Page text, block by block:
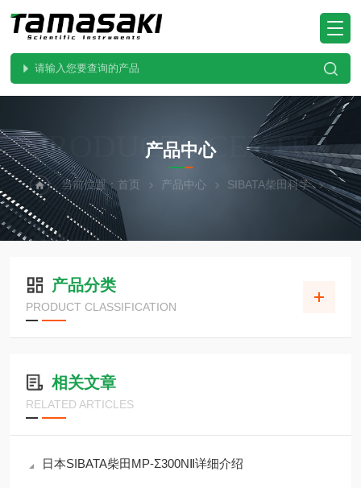
PRODUCTS CENTER
产品中心
当前位置： 首页 产品中心 SIBATA柴田科学
产品分类
PRODUCT CLASSIFICATION
相关文章
RELATED ARTICLES
日本SIBATA柴田MP-Σ300NⅡ详细介绍